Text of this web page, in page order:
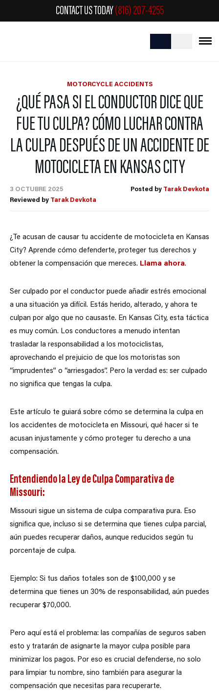
CONTACT US TODAY (816) 207-4255
MOTORCYCLE ACCIDENTS
¿QUÉ PASA SI EL CONDUCTOR DICE QUE
FUE TU CULPA? CÓMO LUCHAR CONTRA
LA CULPA DESPUÉS DE UN ACCIDENTE DE
MOTOCICLETA EN KANSAS CITY
3 OCTUBRE 2025 Posted by Tarak Devkota
Reviewed by Tarak Devkota
¿Te acusan de causar tu accidente de motocicleta en Kansas
City? Aprende cómo defenderte, proteger tus derechos y
obtener la compensación que mereces. Llama ahora.
Ser culpado por el conductor puede añadir estrés emocional
a una situación ya difícil. Estás herido, alterado, y ahora te
culpan por algo que no causaste. En Kansas City, esta táctica
es muy común. Los conductores a menudo intentan
trasladar la responsabilidad a los motociclistas,
aprovechando el prejuicio de que los motoristas son
“imprudentes” o “arriesgados”. Pero la verdad es: ser culpado
no significa que tengas la culpa.
Este artículo te guiará sobre cómo se determina la culpa en
los accidentes de motocicleta en Missouri, qué hacer si te
acusan injustamente y cómo proteger tu derecho a una
compensación.
Entendiendo la Ley de Culpa Comparativa de
Missouri:
Missouri sigue un sistema de culpa comparativa pura. Eso
significa que, incluso si se determina que tienes culpa parcial,
aún puedes recuperar daños, aunque reducidos según tu
porcentaje de culpa.
Ejemplo: Si tus daños totales son de $100,000 y se
determina que tienes un 30% de responsabilidad, aún puedes
recuperar $70,000.
Pero aquí está el problema: las compañías de seguros saben
esto y tratarán de asignarte la mayor culpa posible para
minimizar los pagos. Por eso es crucial defenderse, no solo
para limpiar tu nombre, sino también para asegurar la
compensación que necesitas para recuperarte.